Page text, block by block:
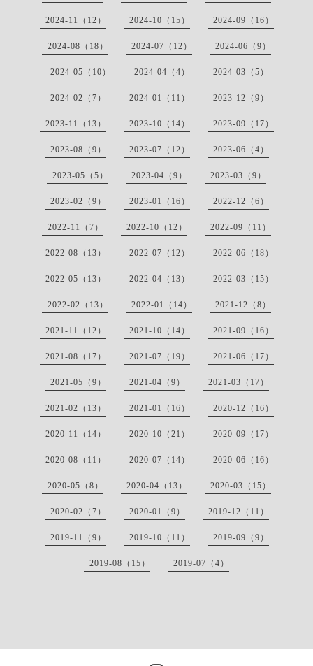
2024-11（12） 2024-10（15） 2024-09（16）
2024-08（18） 2024-07（12） 2024-06（9）
2024-05（10） 2024-04（4） 2024-03（5）
2024-02（7） 2024-01（11） 2023-12（9）
2023-11（13） 2023-10（14） 2023-09（17）
2023-08（9） 2023-07（12） 2023-06（4）
2023-05（5） 2023-04（9） 2023-03（9）
2023-02（9） 2023-01（16） 2022-12（6）
2022-11（7） 2022-10（12） 2022-09（11）
2022-08（13） 2022-07（12） 2022-06（18）
2022-05（13） 2022-04（13） 2022-03（15）
2022-02（13） 2022-01（14） 2021-12（8）
2021-11（12） 2021-10（14） 2021-09（16）
2021-08（17） 2021-07（19） 2021-06（17）
2021-05（9） 2021-04（9） 2021-03（17）
2021-02（13） 2021-01（16） 2020-12（16）
2020-11（14） 2020-10（21） 2020-09（17）
2020-08（11） 2020-07（14） 2020-06（16）
2020-05（8） 2020-04（13） 2020-03（15）
2020-02（7） 2020-01（9） 2019-12（11）
2019-11（9） 2019-10（11） 2019-09（9）
2019-08（15） 2019-07（4）